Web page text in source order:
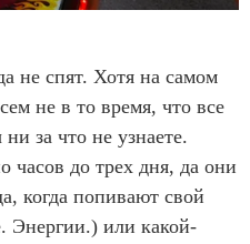
не спят. Хотя на самом
не в то время, что все
за что не узнаете.
часов до трех дня, да они
когда попивают свой
Энергии.) или какой-